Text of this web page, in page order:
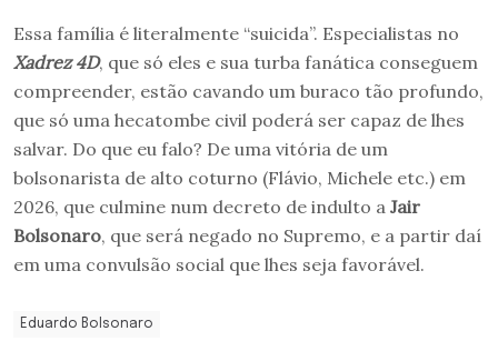
Essa família é literalmente “suicida”. Especialistas no
Xadrez 4D, que só eles e sua turba fanática conseguem
compreender, estão cavando um buraco tão profundo,
que só uma hecatombe civil poderá ser capaz de lhes
salvar. Do que eu falo? De uma vitória de um
bolsonarista de alto coturno (Flávio, Michele etc.) em
2026, que culmine num decreto de indulto a Jair
Bolsonaro, que será negado no Supremo, e a partir daí
em uma convulsão social que lhes seja favorável.
Eduardo Bolsonaro